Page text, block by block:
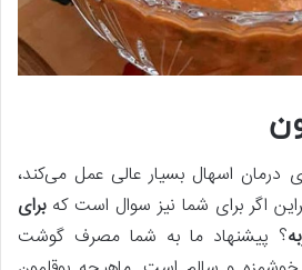
درمان اسهال بسیار عالی عمل می‌کند،
اگر برای شما نیز سوال است کهبرای
؟ پیشنهاد ما به شما مصرف گوشت